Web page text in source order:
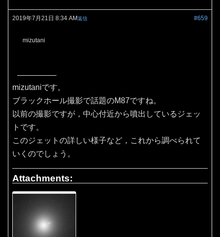
2019年7月21日 8:34 AM #659
返信
mizutani
mizutaniです。
ブラックホール撮影で話題のM87ですね。
以前の撮影ですが，中心付近から噴出しているジェッ
トです。
このジェットの詳しい様子など，これから調べられて
いくのでしょう。
Attachments: